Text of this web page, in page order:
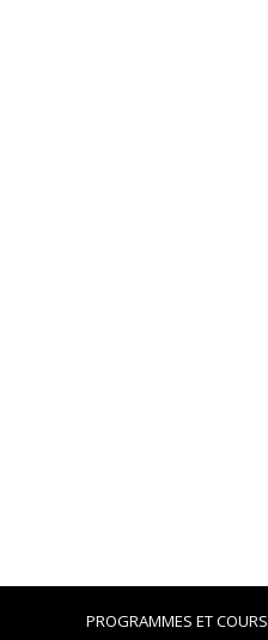
PROGRAMMES ET COURS